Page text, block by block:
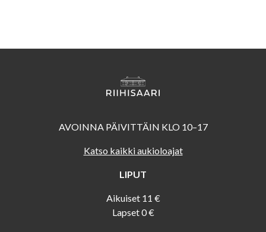
AVOINNA PÄIVITTÄIN KLO 10–17
Katso kaikki aukioloajat
LIPUT
Aikuiset 11 €
Lapset 0 €